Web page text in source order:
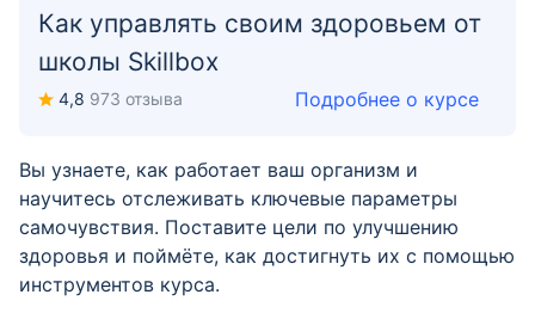
Как управлять своим здоровьем от
школы Skillbox
4,8 973 отзыва Подробнее о курсе
Вы узнаете, как работает ваш организм и
научитесь отслеживать ключевые параметры
самочувствия. Поставите цели по улучшению
здоровья и поймёте, как достигнуть их с помощью
инструментов курса.